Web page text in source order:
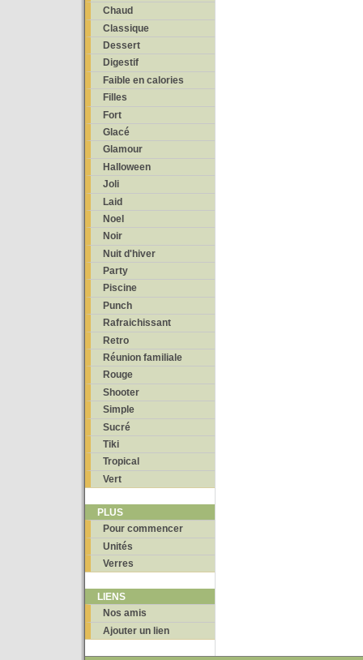
Chaud
Classique
Dessert
Digestif
Faible en calories
Filles
Fort
Glacé
Glamour
Halloween
Joli
Laid
Noel
Noir
Nuit d'hiver
Party
Piscine
Punch
Rafraichissant
Retro
Réunion familiale
Rouge
Shooter
Simple
Sucré
Tiki
Tropical
Vert
PLUS
Pour commencer
Unités
Verres
LIENS
Nos amis
Ajouter un lien